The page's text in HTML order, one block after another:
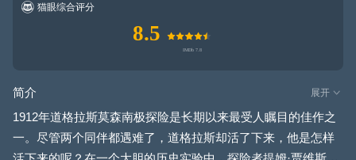
猫眼综合评分
8.5
简介 展开
1912年道格拉斯莫森南极探险是长期以来最受人瞩目的佳作之
一。尽管两个同伴都遇难了，道格拉斯却活了下来，他是怎样